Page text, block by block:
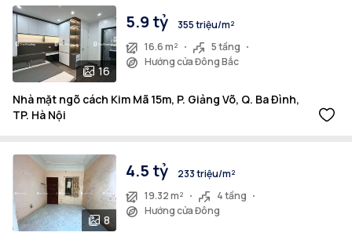
16
5.9 tỷ
355 triệu/m²
16.6 m²
5 tầng
Hướng cửa Đông Bắc
Nhà mặt ngõ cách Kim Mã 15m, P. Giảng Võ, Q. Ba Đình,
TP. Hà Nội
8
4.5 tỷ
233 triệu/m²
19.32 m²
4 tầng
Hướng cửa Đông